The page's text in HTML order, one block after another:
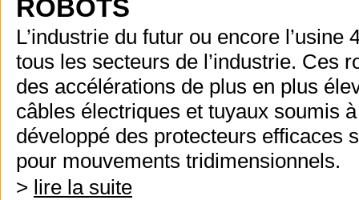
ROBOTS
L’industrie du futur ou encore
tous les secteurs de l’industrie. Ces
des accélérations de plus en plus
câbles électriques et tuyaux soumis
développé des protecteurs efficaces
pour mouvements tridimensionnels.
> lire la suite